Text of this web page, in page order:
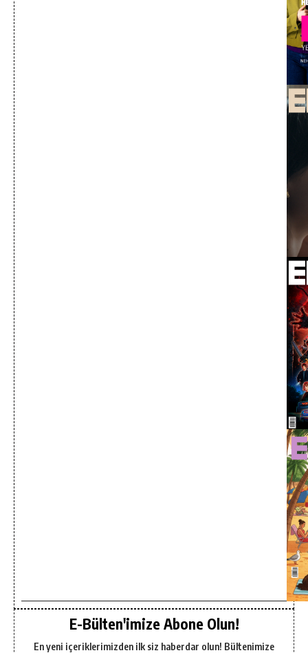
E-Bülten'imize Abone Olun!
En yeni içeriklerimizden ilk siz haberdar olun! Bültenimize